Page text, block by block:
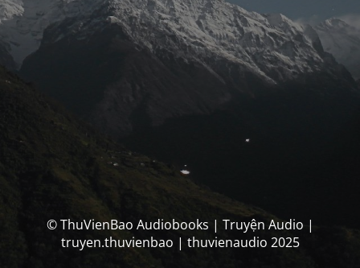
© ThuVienBao Audiobooks | Truyện Audio |
truyen.thuvienbao | thuvienaudio 2025